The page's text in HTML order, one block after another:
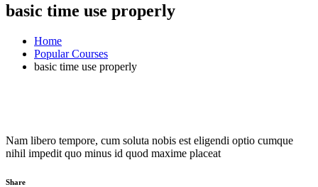
basic time use properly
Home
Popular Courses
basic time use properly
Nam libero tempore, cum soluta nobis est eligendi optio cumque
nihil impedit quo minus id quod maxime placeat
Share